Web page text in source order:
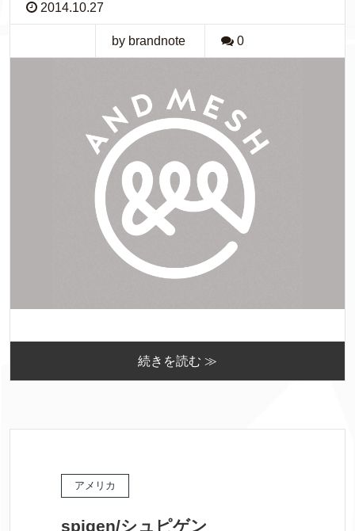
2014.10.27
by brandnote 0
続きを読む ≫
アメリカ
spigen/シュピゲン